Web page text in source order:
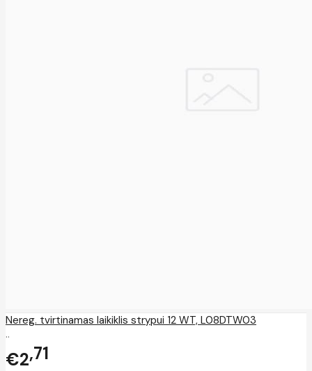
Nereg. tvirtinamas laikiklis strypui 12 WT, L08DTW03
..
€2 71